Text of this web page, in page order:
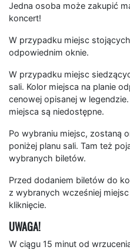
Jedna osoba może zakupić
koncert!
W przypadku miejsc
odpowiednim oknie.
W przypadku miejsc
sali. Kolor miejsca na planie
cenowej opisanej w
miejsca są niedostępne.
Po wybraniu miejsc, zostaną
poniżej planu sali. Tam też
wybranych biletów.
Przed dodaniem biletów do
z wybranych wcześniej
kliknięcie.
UWAGA!
W ciągu 15 minut od